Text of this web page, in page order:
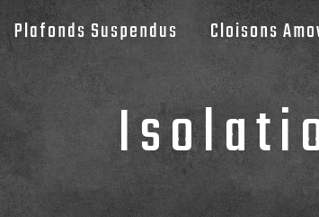
Plafonds Suspendus Cloisons